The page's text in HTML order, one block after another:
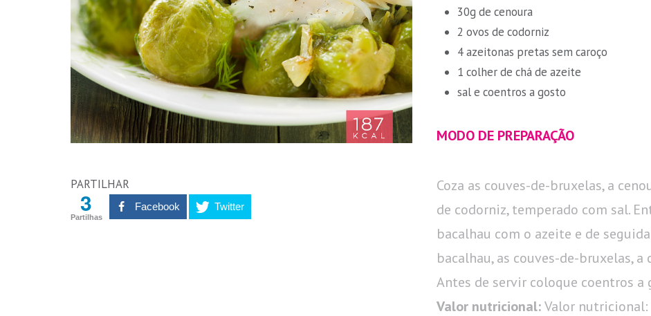
PARTILHAR
3
Partilhas
Facebook Twitter
30g de cenoura
2 ovos de codorniz
4 azeitonas pretas sem caroço
1 colher de chá de azeite
sal e coentros a gosto
MODO DE PREPARAÇÃO
Coza as couves-de-bruxelas, a
de codorniz, temperado com sal.
bacalhau com o azeite e de
bacalhau, as couves-de-bruxelas, a
Antes de servir coloque coentros a
Valor nutricional:Valor nutricional: